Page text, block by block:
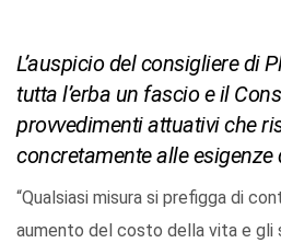
L’auspicio del consigliere di
tutta l’erba un fascio e il
provvedimenti attuativi che
concretamente alle esigenze
“Qualsiasi misura si prefigga di
aumento del costo della vita e gli